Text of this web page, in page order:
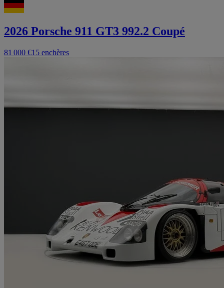
2026 Porsche 911 GT3 992.2 Coupé
81 000 €15 enchères